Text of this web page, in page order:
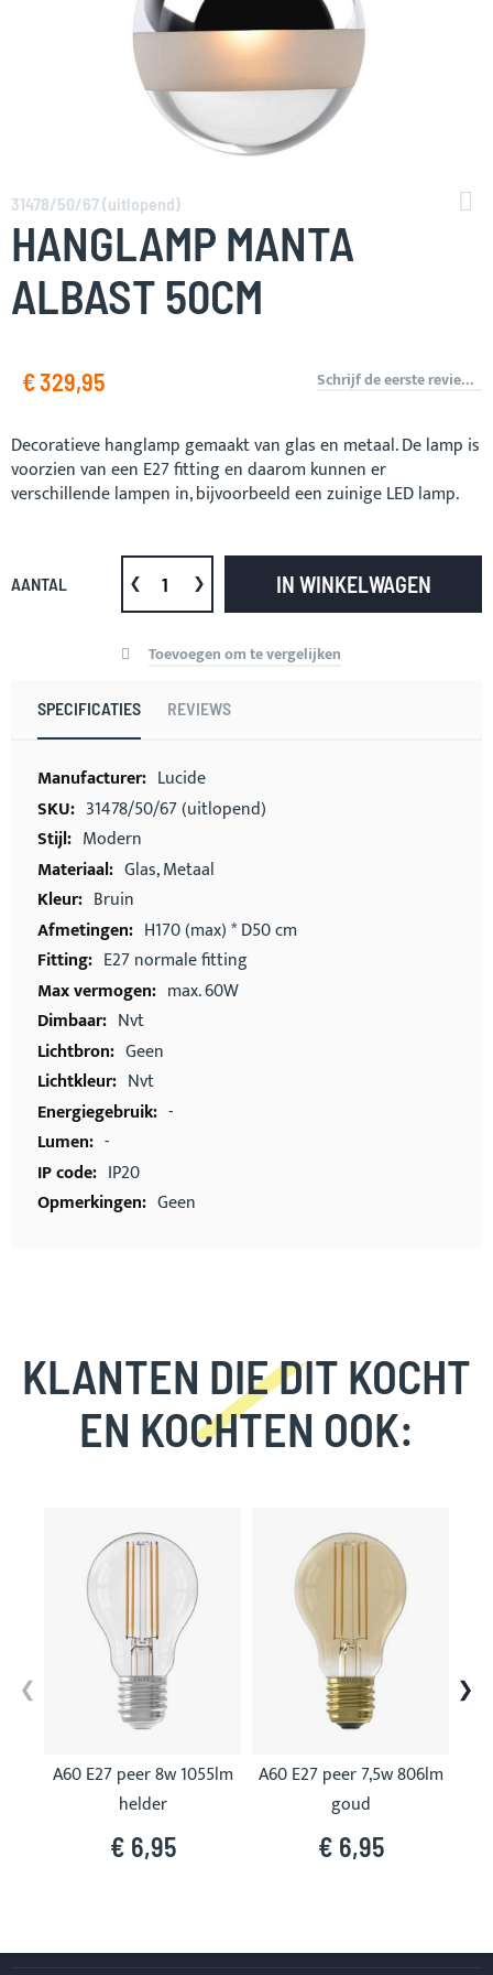
naar
het
begin
van
de
afbeeldingen-
31478/50/67 (uitlopend)
HANGLAMP MANTA
ALBAST 50CM
€ 329,95 Schrijf de eerste review over dit product
Decoratieve hanglamp gemaakt van glas en metaal. De lamp is
voorzien van een E27 fitting en daarom kunnen er
verschillende lampen in, bijvoorbeeld een zuinige LED lamp.
AANTAL IN WINKELWAGEN
Toevoegen om te vergelijken
SPECIFICATIES REVIEWS
Meer
informatie
Lucide
31478/50/67 (uitlopend)
Modern
Glas, Metaal
Bruin
H170 (max) * D50 cm
E27 normale fitting
max. 60W
Nvt
Geen
Nvt
-
-
IP20
Geen
KLANTEN DIE DIT KOCHT
EN KOCHTEN OOK:
carousel
A60 E27 peer 8w 1055lm
helder
€ 6,95
A60 E27 peer 7,5w 806lm
goud
€ 6,95